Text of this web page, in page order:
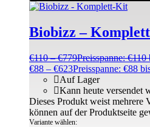
Biobizz –
€110 –€779Preisspanne: €110
€88 – €623Preisspanne: €88
Auf Lager
Kann heute versendet
Variante wählen:
Dieses Produkt weist mehrere
können auf der Produktseite